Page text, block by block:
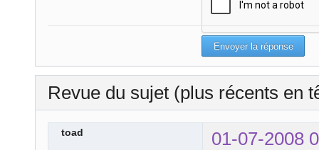
Revue du sujet (plus récents en
toad 01-07-2008